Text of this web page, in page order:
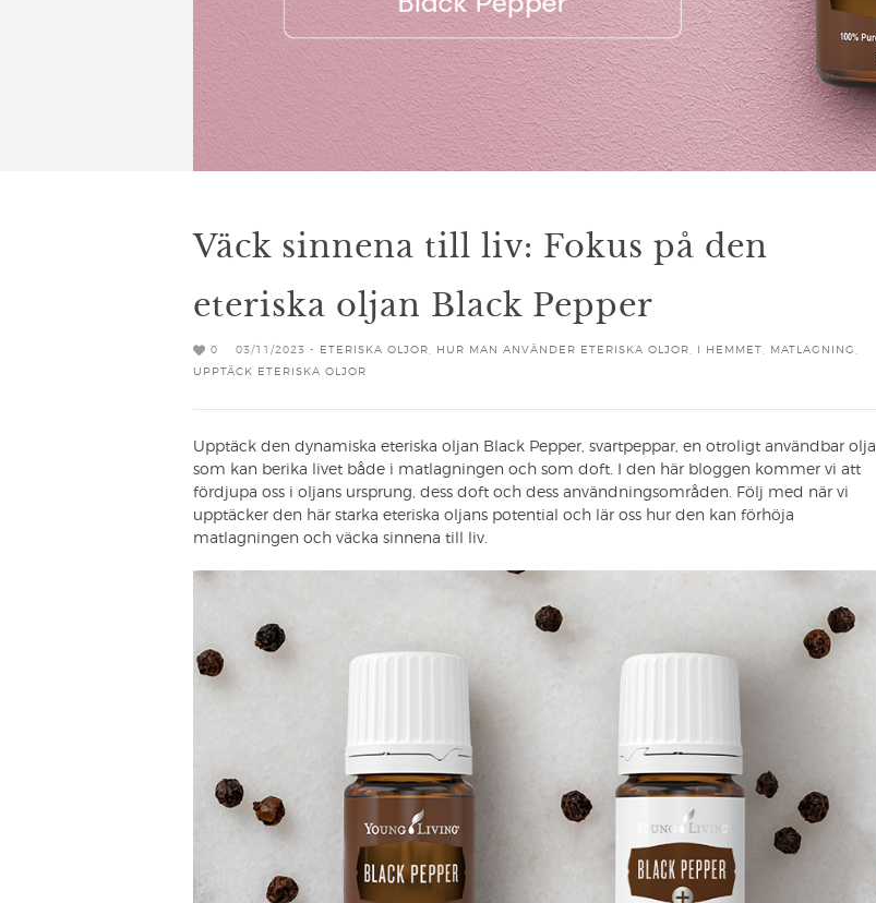
Väck sinnena till liv: Fokus på den
eteriska oljan Black Pepper
0 03/11/2023 - ETERISKA OLJOR HUR MAN ANVÄNDER ETERISKA OLJOR I HEMMET MATLAGNING
UPPTÄCK ETERISKA OLJOR
Upptäck den dynamiska eteriska oljan Black Pepper, svartpeppar, en otroligt användbar olja
som kan berika livet både i matlagningen och som doft. I den här bloggen kommer vi att
fördjupa oss i oljans ursprung, dess doft och dess användningsområden. Följ med när vi
upptäcker den här starka eteriska oljans potential och lär oss hur den kan förhöja
matlagningen och väcka sinnena till liv.